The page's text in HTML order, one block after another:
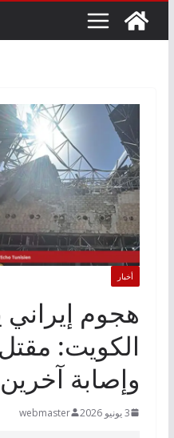
أخبار
هجوم
الكويت:
وإصابة آخرين
3 يونيو 2026 webmaster